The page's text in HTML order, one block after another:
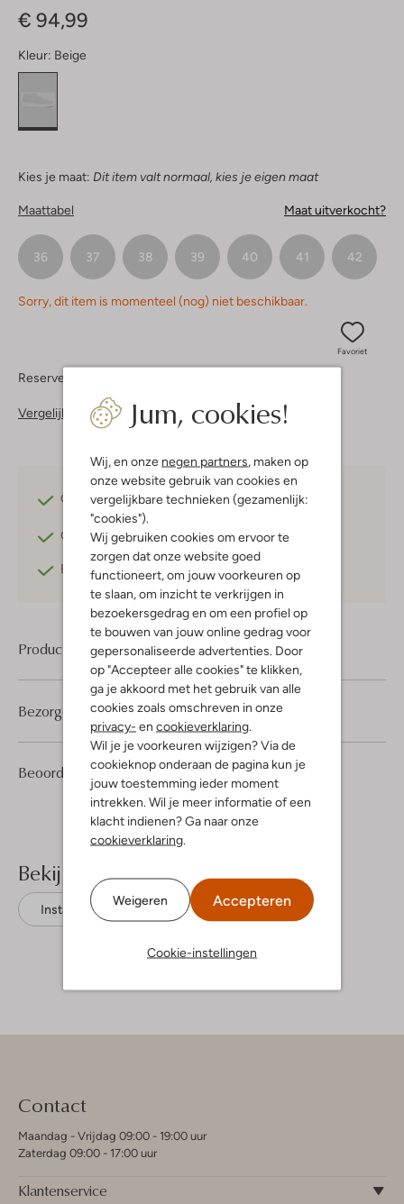
Jum, cookies!
Wij, en onze negen partners, maken op
onze website gebruik van cookies en
vergelijkbare technieken (gezamenlijk:
"cookies").
Wij gebruiken cookies om ervoor te
zorgen dat onze website goed
functioneert, om jouw voorkeuren op
te slaan, om inzicht te verkrijgen in
bezoekersgedrag en om een profiel op
te bouwen van jouw online gedrag voor
gepersonaliseerde advertenties. Door
op "Accepteer alle cookies" te klikken,
ga je akkoord met het gebruik van alle
cookies zoals omschreven in onze
privacy- en cookieverklaring.
Wil je je voorkeuren wijzigen? Via de
cookieknop onderaan de pagina kun je
jouw toestemming ieder moment
intrekken. Wil je meer informatie of een
klacht indienen? Ga naar onze
cookieverklaring.
Weigeren Accepteren
Cookie-instellingen
€ 94,99
Kleur: Beige
Kies je maat: Dit item valt normaal, kies je eigen maat
Maattabel Maat uitverkocht?
36 37 38 39 40 41 42
Sorry, dit item is momenteel (nog) niet beschikbaar.
Favoriet
Reserveer direct in een van onze 37 boutiques
Vergelijkbare items
Gratis verzendingvanaf €75,-
Gratis retournerenbinnen 30 dagen*
Betaal achteraf met Klarna
Product informatie
Beoordelingen (4) 5 /5
4
5
Sterren
Bezorgen & retourneren
Bekijk meer
Instappers Nubikk Suède
Contact
Maandag - Vrijdag 09:00 - 19:00 uur
Zaterdag 09:00 - 17:00 uur
Klantenservice